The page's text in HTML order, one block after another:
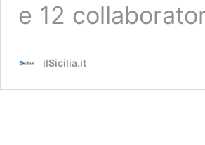
e 12
ilSicilia.it